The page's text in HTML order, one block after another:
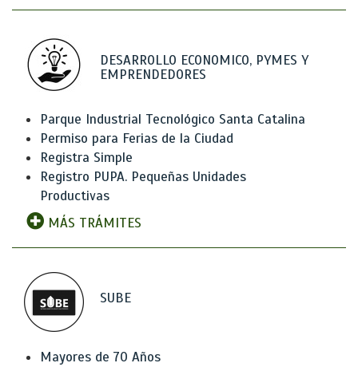
DESARROLLO ECONOMICO, PYMES Y
EMPRENDEDORES
Parque Industrial Tecnológico Santa Catalina
Permiso para Ferias de la Ciudad
Registra Simple
Registro PUPA. Pequeñas Unidades
Productivas
MÁS TRÁMITES
SUBE
Mayores de 70 Años